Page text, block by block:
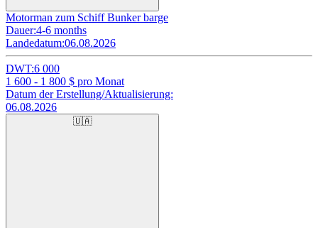
Motorman zum Schiff Bunker barge
Dauer:4-6 months
Landedatum:06.08.2026
DWT:6 000
1 600 - 1 800 $ pro Monat
Datum der Erstellung/Aktualisierung:
06.08.2026
🇺🇦